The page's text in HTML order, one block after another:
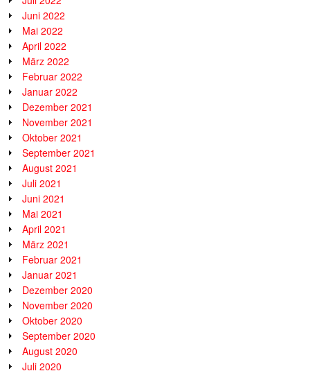
Juni 2022
Mai 2022
April 2022
März 2022
Februar 2022
Januar 2022
Dezember 2021
November 2021
Oktober 2021
September 2021
August 2021
Juli 2021
Juni 2021
Mai 2021
April 2021
März 2021
Februar 2021
Januar 2021
Dezember 2020
November 2020
Oktober 2020
September 2020
August 2020
Juli 2020